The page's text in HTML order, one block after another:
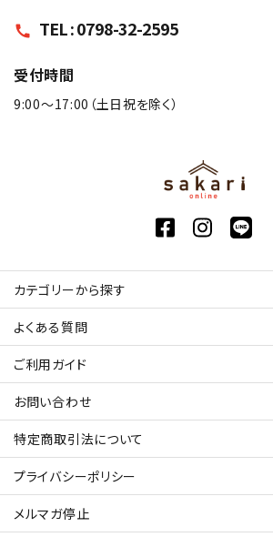
call TEL : 0798-32-2595
受付時間
9:00〜17:00（土日祝を除く）
カテゴリーから探す
よくある質問
ご利用ガイド
お問い合わせ
特定商取引法について
プライバシーポリシー
メルマガ停止